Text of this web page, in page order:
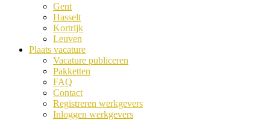
Gent
Hasselt
Kortrijk
Leuven
Plaats vacature
Vacature publiceren
Pakketten
FAQ
Contact
Registreren werkgevers
Inloggen werkgevers